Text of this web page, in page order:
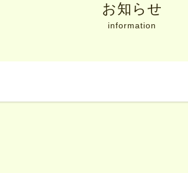
お知らせ
information